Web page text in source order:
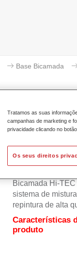
Base Bicamada
Bicamada Hi-
sistema de
repintura de alta
Características
produto
Tratamos as suas
campanhas de marketing e
privacidade clicando no
Os seus direitos